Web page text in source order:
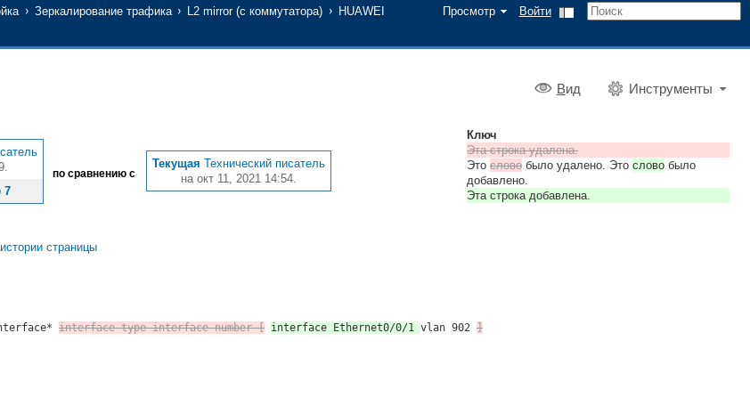
Просмотр Войти
Зеркалирование трафика L2 mirror (с коммутатора)
HUAWEI
Вид Инструменты
7
по сравнению с
Текущая Технический писатель
на окт 11, 2021 14:54.
Ключ
Эта строка удалена.
Это слово было удалено. Это слово было
добавлено.
Эта строка добавлена.
страницы
interface-type interface-number [ interface Ethernet0/0/1 vlan 902 ]